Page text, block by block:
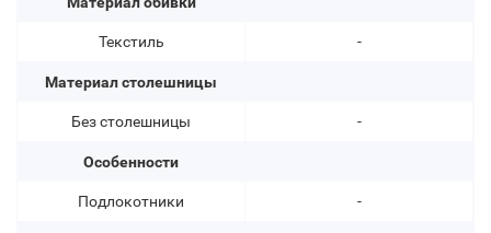
Текстиль
Материал столешницы
Без столешницы
Особенности
Подлокотники
-
-
-